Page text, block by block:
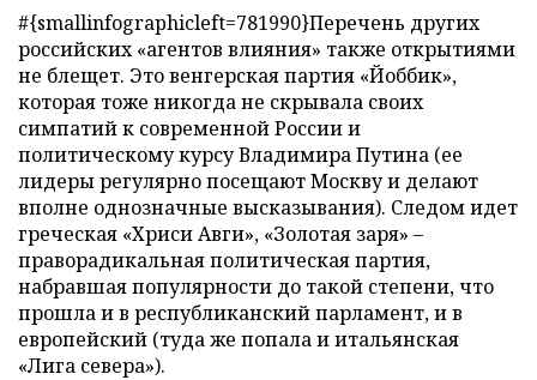
#{smallinfographicleft=781990}Перечень других
российских «агентов влияния» также открытиями
не блещет. Это венгерская партия «Йоббик»,
которая тоже никогда не скрывала своих
симпатий к современной России и
политическому курсу Владимира Путина (ее
лидеры регулярно посещают Москву и делают
вполне однозначные высказывания). Следом идет
греческая «Хриси Авги», «Золотая заря» –
праворадикальная политическая партия,
набравшая популярности до такой степени, что
прошла и в республиканский парламент, и в
европейский (туда же попала и итальянская
«Лига севера»).